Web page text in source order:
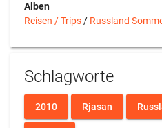
Alben
Reisen / Trips/ Russland
Schlagworte
2010 Rjasan